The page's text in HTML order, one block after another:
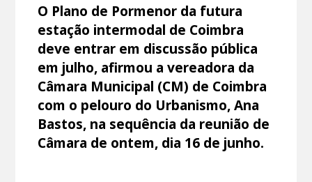
O Plano de Pormenor da futura
estação intermodal de Coimbra
deve entrar em discussão pública
em julho, afirmou a vereadora da
Câmara Municipal (CM) de Coimbra
com o pelouro do Urbanismo, Ana
Bastos, na sequência da reunião de
Câmara de ontem, dia 16 de junho.